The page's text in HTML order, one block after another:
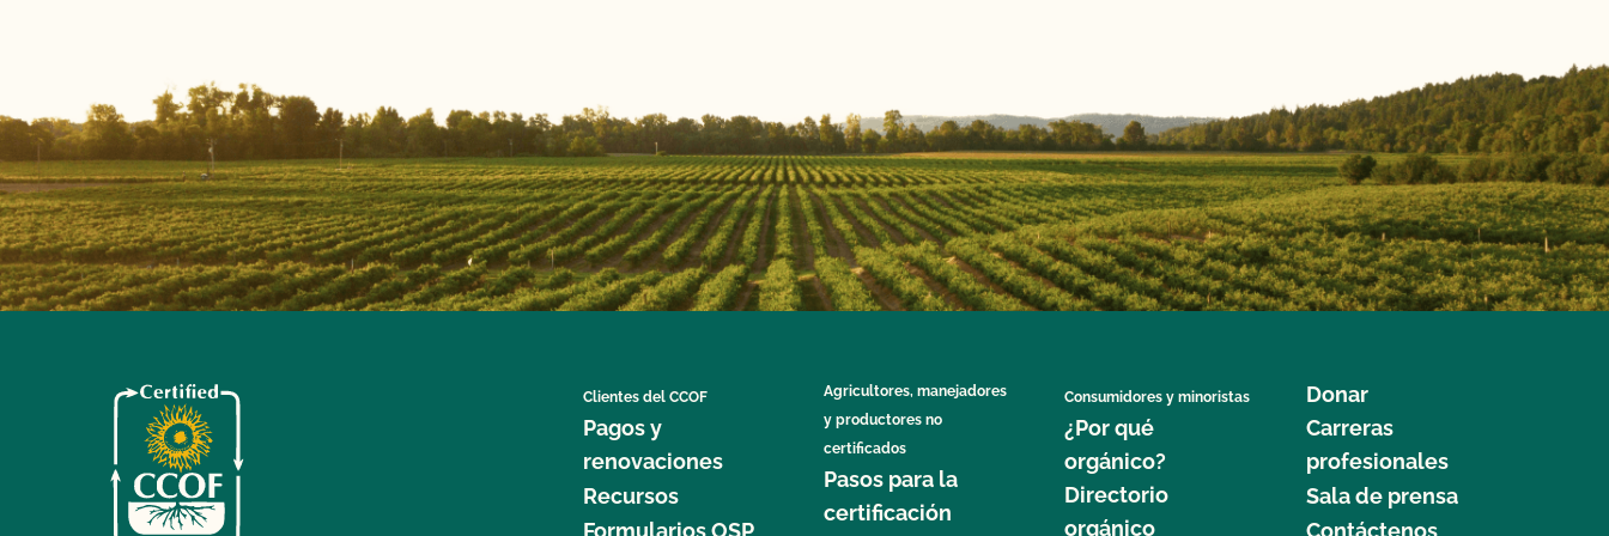
Clientes del CCOF
Pagos y
renovaciones
Recursos
Formularios OSP
Agricultores, manejadores
y productores no
certificados
Pasos para la
certificación
Consumidores y minoristas
¿Por qué
orgánico?
Directorio
orgánico
Donar
Carreras
profesionales
Sala de prensa
Contáctenos